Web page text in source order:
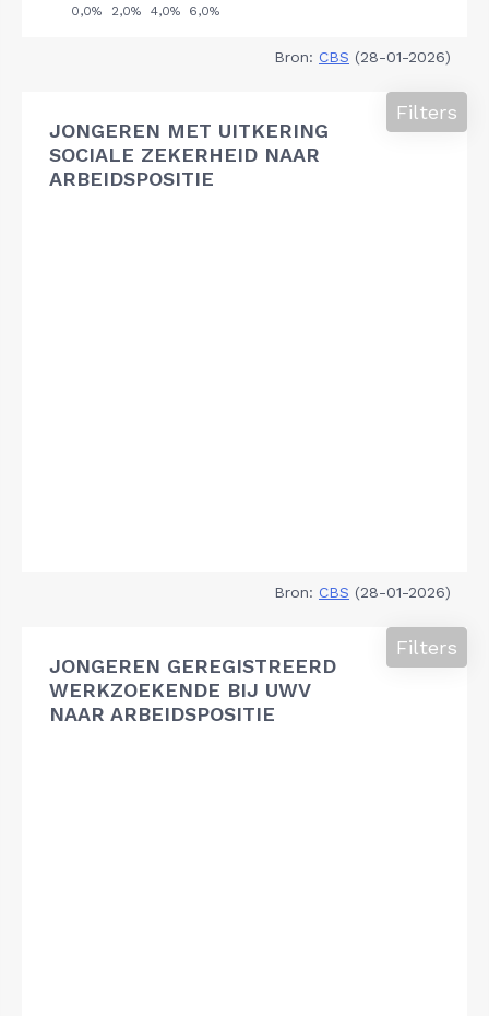
Bron: CBS (28-01-2026)
JONGEREN MET UITKERING
SOCIALE ZEKERHEID NAAR
ARBEIDSPOSITIE
Filters
Bron: CBS (28-01-2026)
JONGEREN GEREGISTREERD
WERKZOEKENDE BIJ UWV
NAAR ARBEIDSPOSITIE
Filters